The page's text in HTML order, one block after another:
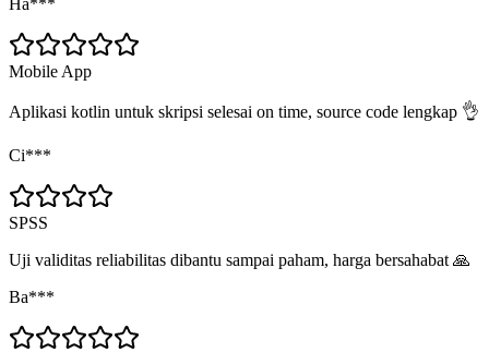
Ha***
Mobile App
Aplikasi kotlin untuk skripsi selesai on time, source code lengkap 👌
Ci***
SPSS
Uji validitas reliabilitas dibantu sampai paham, harga bersahabat 🙏
Ba***